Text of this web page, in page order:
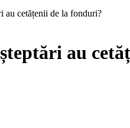
au cetățenii de la fonduri?
au